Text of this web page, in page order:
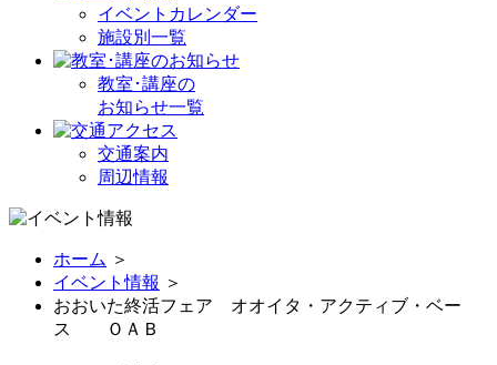
イベントカレンダー
施設別一覧
教室･講座の
お知らせ一覧
交通案内
周辺情報
ホーム ＞
イベント情報 ＞
おおいた終活フェア オオイタ・アクティブ・ベー
ス ＯＡＢ